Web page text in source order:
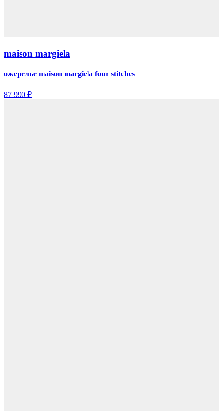
maison margiela
ожерелье maison margiela four stitches
87 990 ₽